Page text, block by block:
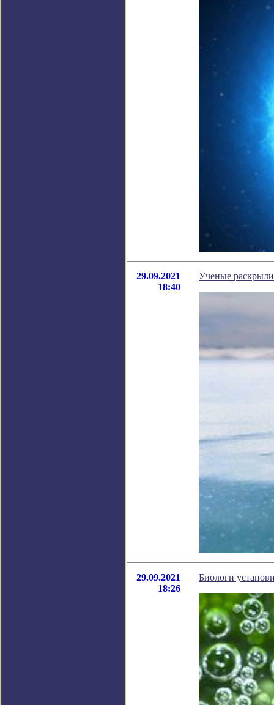
29.09.2021
18:40
Ученые
29.09.2021
18:26
Биологи